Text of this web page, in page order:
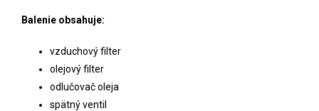
Balenie obsahuje:
vzduchový filter
olejový filter
odlučovač oleja
spätný ventil